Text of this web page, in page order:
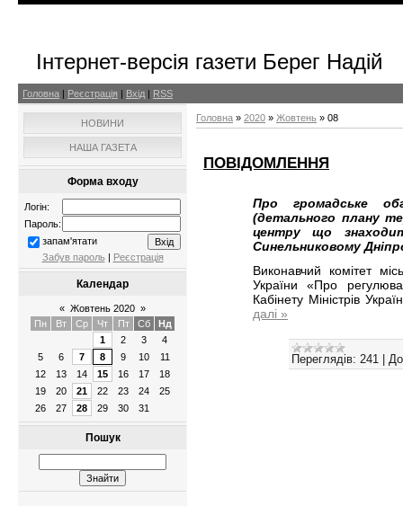
Інтернет-версія газети Берег Надій
Головна | Реєстрація | Вхід | RSS
НОВИНИ
НАША ГАЗЕТА
Форма входу
Логін:
Пароль:
запам'ятати
Забув пароль | Реєстрація
Календар
« Жовтень 2020 »
Пн
Вт Ср Чт Пт Сб
Нд
1
2 3
4
5
6 7 8 9 10
11
12
13 14 15 16 17
18
19
20 21 22 23 24
25
26
27 28 29 30 31
Пошук
Головна » 2020 » Жовтень » 08
ПОВІДОМЛЕННЯ
Про громадське
(детального плану
центру що
Синельниковому
Виконавчий комітет
України «Про
Кабінету Міністрів
далі »
Переглядів: 241